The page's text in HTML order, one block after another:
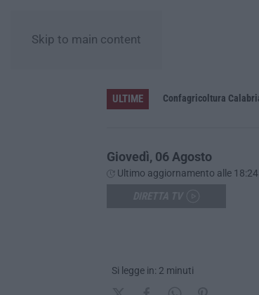
Skip to main content
ULTIME
e sui luoghi delle riunioni
Giovedì, 06 Agosto
Ultimo aggiornamento alle 18:24
Si legge in: 2 minuti